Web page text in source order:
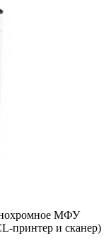
МФУ
принтер и сканер)